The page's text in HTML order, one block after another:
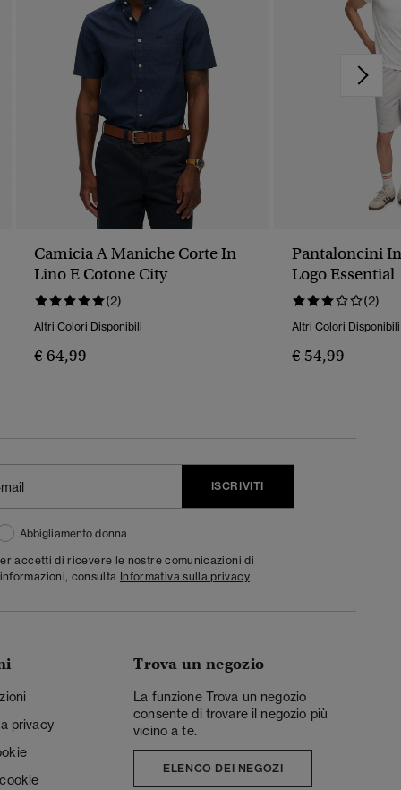
Camicia A Maniche Corte In
Lino E Cotone City
(2)
Altri Colori Disponibili
€ 64,99
Pantaloncini
Logo Essential
(2)
Altri Colori Disponibili
€ 54,99
ISCRIVITI
Abbigliamento donna
accetti di ricevere le nostre comunicazioni di
consulta Informativa sulla privacy
privacy
Trova un negozio
La funzione Trova un negozio
consente di trovare il negozio più
vicino a te.
ELENCO DEI NEGOZI